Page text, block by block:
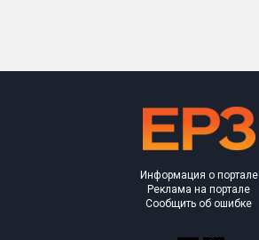
с продажами
Рейтинг ЕРЗ
Информация о портале
Реклама на портале
Сообщить об ошибке